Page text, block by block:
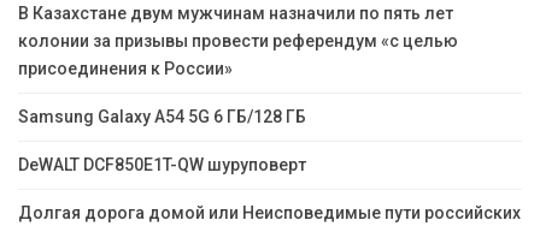
В Казахстане двум мужчинам назначили по пять лет
колонии за призывы провести референдум «с целью
присоединения к России»
Samsung Galaxy A54 5G 6 ГБ/128 ГБ
DeWALT DCF850E1T-QW шуруповерт
Долгая дорога домой или Неисповедимые пути российских